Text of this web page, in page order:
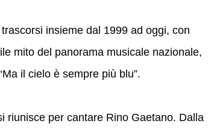
insieme dal 1999 ad oggi, con
mito del panorama musicale nazionale,
il cielo è sempre più blu”.
riunisce per cantare Rino Gaetano. Dalla